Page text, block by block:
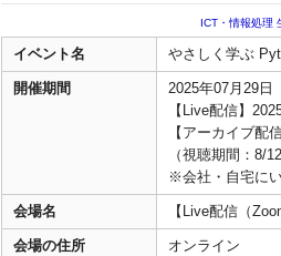
ICT・情報処理
イベント名 やさしく学ぶ
開催期間
2025年07月29日
【Live配信】
【アーカイブ配
（視聴期間：8/
※会社・自宅に
会場名 【Live配信（
会場の住所 オンライン